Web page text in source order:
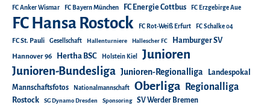
FC Anker Wismar FC Bayern München FC Energie Cottbus FC Erzgebirge Aue
FC Hansa Rostock FC Rot-Weiß Erfurt FC Schalke 04
FC St. Pauli Gesellschaft Hallenturniere Hallescher FC Hamburger SV
Hannover 96 Hertha BSC Holstein Kiel Junioren
Junioren-Bundesliga Junioren-Regionalliga
Landespokal
Mannschaftsfotos
Nationalmannschaft Oberliga Regionalliga
Rostock SG Dynamo Dresden Sponsoring SV Werder Bremen